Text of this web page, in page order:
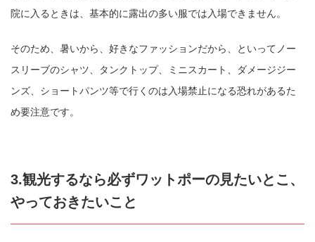
院に入るときは、基本的に露出の多い服では入場できません。
そのため、暑いから、好きなファッションだから、といってノー
スリーブのシャツ、タンクトップ、ミニスカート、ダメージジー
ンズ、ショートパンツ等で行くのは入場禁止になる恐れがあるた
め要注意です。
3.観光するなら必ずワットポーの見たいとこ、
やっておきたいこと